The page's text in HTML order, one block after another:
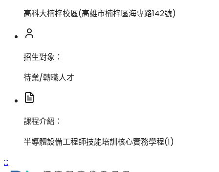
高科大楠梓校區(高雄市楠梓區海專路142號)
招生對象：
待業/轉職人才
課程介紹：
半導體設備工程師技能培訓核心實務學程(1)
:::